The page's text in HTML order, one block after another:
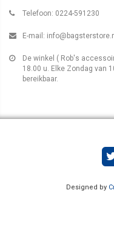
Telefoon: 0224-591230
E-mail:
De winkel ( Rob's
18.00 u. Elke Zondag van
bereikbaar.
Designed by